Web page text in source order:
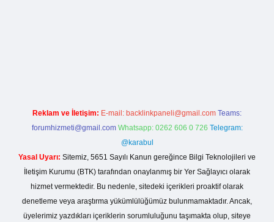
Reklam ve İletişim: E-mail: backlinkpaneli@gmail.com Teams:
forumhizmeti@gmail.com Whatsapp: 0262 606 0 726 Telegram:
@karabul
Yasal Uyarı: Sitemiz, 5651 Sayılı Kanun gereğince Bilgi Teknolojileri ve
İletişim Kurumu (BTK) tarafından onaylanmış bir Yer Sağlayıcı olarak
hizmet vermektedir. Bu nedenle, sitedeki içerikleri proaktif olarak
denetleme veya araştırma yükümlülüğümüz bulunmamaktadır. Ancak,
üyelerimiz yazdıkları içeriklerin sorumluluğunu taşımakta olup, siteye